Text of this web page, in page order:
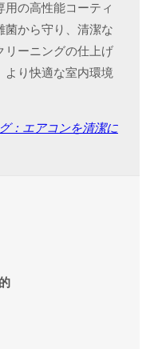
の高性能コーティ
菌から守り、清潔な
リーニングの仕上げ
より快適な室内環境
：エアコンを清潔に